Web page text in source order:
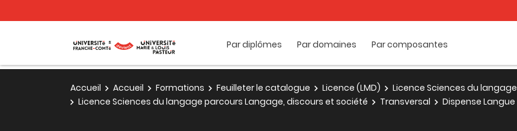
Par diplômes Par domaines Par composantes
Accueil Accueil Formations Feuilleter le catalogue Licence (LMD)
Licence Sciences du langage
Licence Sciences du langage parcours Langage, discours et société
Transversal Dispense Langue